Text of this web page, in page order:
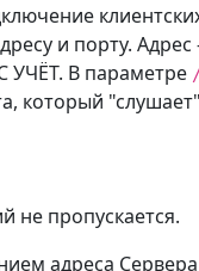
и порту.
УЧЁТ. В параметре
который
не пропускается.
адреса